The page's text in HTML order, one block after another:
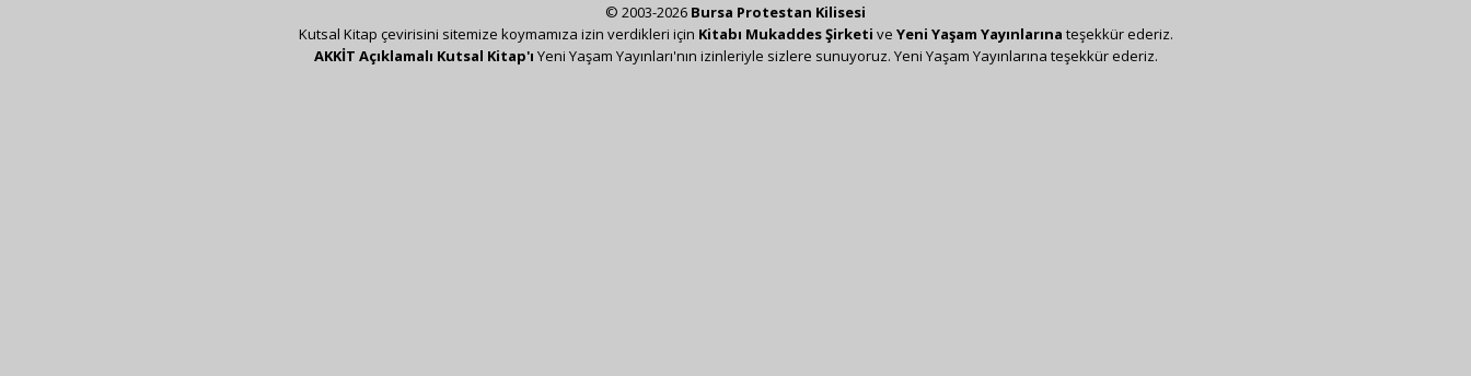
© 2003-2026 Bursa Protestan Kilisesi
Kutsal Kitap çevirisini sitemize koymamıza izin verdikleri için Kitabı Mukaddes Şirketi ve Yeni Yaşam Yayınlarına teşekkür ederiz.
AKKİT Açıklamalı Kutsal Kitap'ı Yeni Yaşam Yayınları'nın izinleriyle sizlere sunuyoruz. Yeni Yaşam Yayınlarına teşekkür ederiz.